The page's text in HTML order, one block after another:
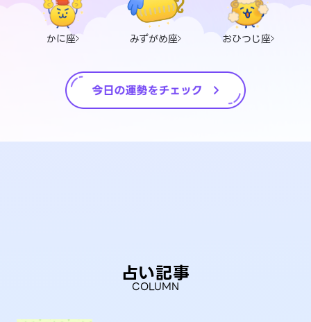
かに座 みずがめ座 おひつじ座
占い記事
COLUMN